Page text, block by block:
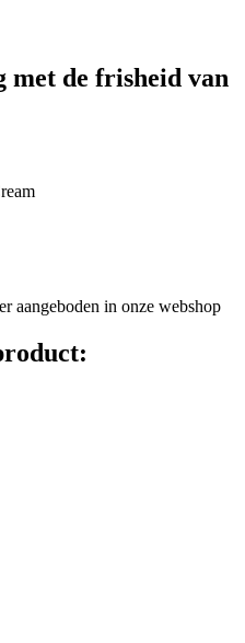
met de frisheid van
aangeboden in onze webshop